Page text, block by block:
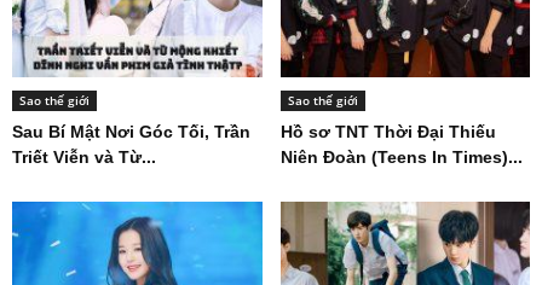
Sao thế giới
Sau Bí Mật Nơi Góc Tối, Trần
Triết Viễn và Từ...
Sao thế giới
Hồ sơ TNT Thời Đại Thiếu
Niên Đoàn (Teens In Times)...